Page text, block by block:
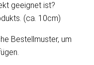
geeignet ist?
(ca. 10cm)
Bestellmuster, um